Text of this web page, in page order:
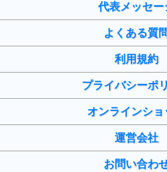
代表メッセー
よくある質
利用規約
プライバシーポ
オンラインショ
運営会社
お問い合わ